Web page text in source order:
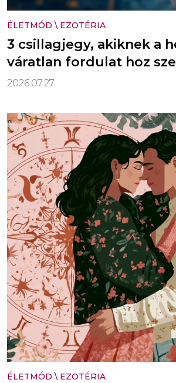
ÉLETMÓD \ EZOTÉRIA
3 csillagjegy, akiknek a
váratlan fordulat hoz
2026.07.27.
ÉLETMÓD \ EZOTÉRIA